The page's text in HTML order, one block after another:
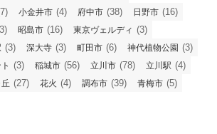
小金井市 (4) 府中市 (38) 日野市 (16)
昭島市 (16) 東京ヴェルディ (3)
(3) 深大寺 (3) 町田市 (6) 神代植物公園 (3)
(3) 稲城市 (56) 立川市 (78) 立川駅 (4)
(27) 花火 (4) 調布市 (39) 青梅市 (5)